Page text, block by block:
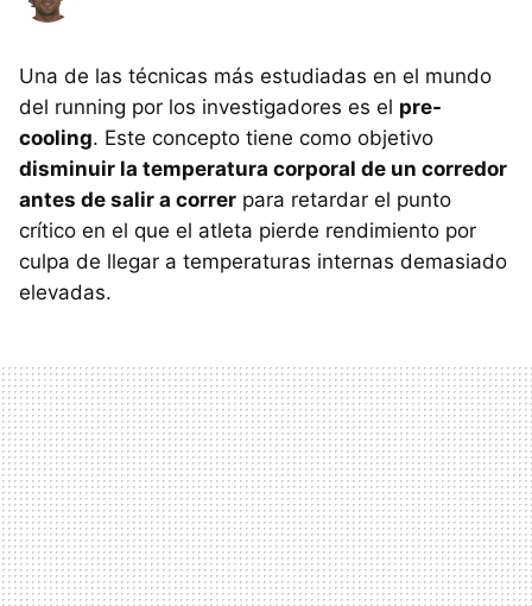
Una de las técnicas más estudiadas en el mundo
del running por los investigadores es el pre-
cooling. Este concepto tiene como objetivo
disminuir la temperatura corporal de un corredor
antes de salir a correr para retardar el punto
crítico en el que el atleta pierde rendimiento por
culpa de llegar a temperaturas internas demasiado
elevadas.